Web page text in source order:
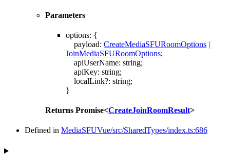
Parameters
options: {
payload: CreateMediaSFURoomOptions |
JoinMediaSFURoomOptions;
apiUserName: string;
apiKey: string;
localLink?: string;
}
Returns Promise<CreateJoinRoomResult>
Defined in MediaSFUVue/src/SharedTypes/index.ts:686